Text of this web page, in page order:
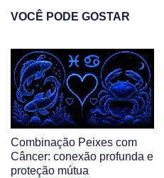
VOCÊ PODE GOSTAR
Combinação Peixes com
Câncer: conexão profunda e
proteção mútua